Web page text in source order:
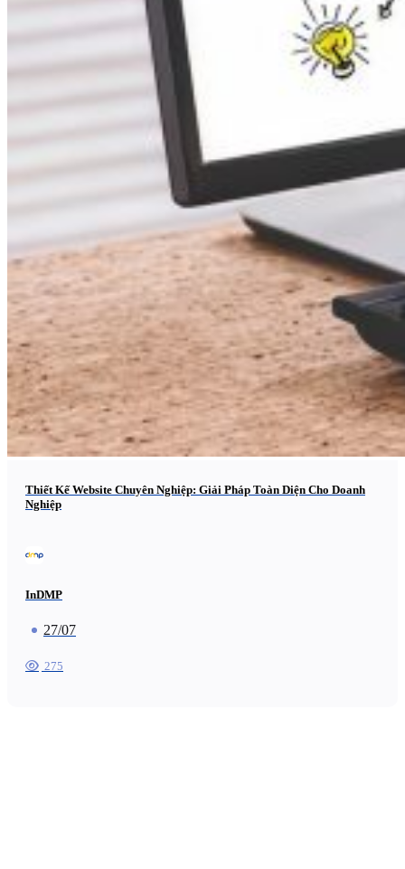
Thiết Kế Website Chuyên Nghiệp: Giải Pháp Toàn Diện Cho Doanh
Nghiệp
InDMP
27/07
275